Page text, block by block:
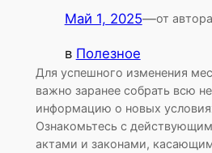
Май 1, 2025—от автора
в Полезное
Для успешного изменения
важно заранее собрать всю
информацию о новых
Ознакомьтесь с
актами и законами,